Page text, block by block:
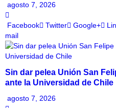
agosto 7, 2026
Facebook Twitter Google+
mail
Sin dar pelea Unión San
ante la Universidad de Chile
agosto 7, 2026